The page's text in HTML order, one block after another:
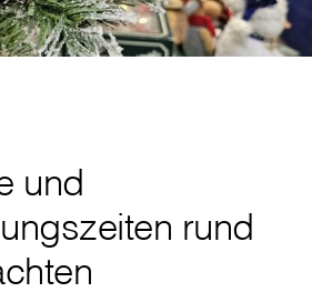
und
rund